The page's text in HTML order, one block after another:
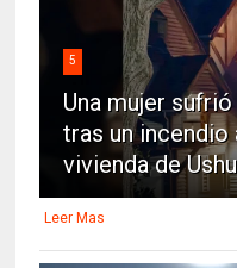
5
Una mujer
tras un incendio
vivienda de
Leer Mas